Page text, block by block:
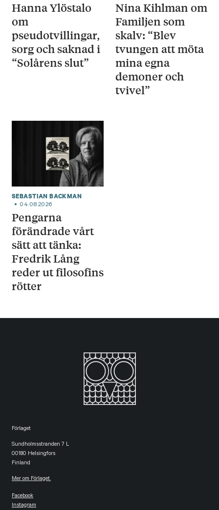
Hanna Ylöstalo
om
pseudotvillingar,
sorg och saknad i
“Solårens slut”
Nina Kihlman om
Familjen som
skalv: “Blev
tvungen att möta
mina egna
demoner och
tvivel”
SEBASTIAN BACKMAN
04.08.2026
Pengarna
förändrade vårt
sätt att tänka:
Fredrik Lång
reder ut filosofins
rötter
Förlaget
Sundholmsstranden 7 L
00180 Helsingfors
Finland
Mer om Förlaget.
Facebook
Instagram